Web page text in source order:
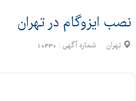
نصب ایزوگام در تهران
تهران شماره آگهی : 10430